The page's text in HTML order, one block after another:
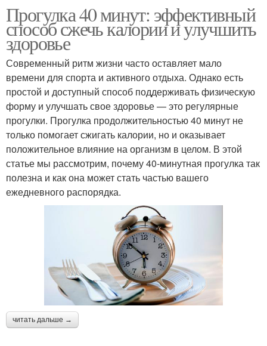
Прогулка 40 минут: эффективный
способ сжечь калории и улучшить
здоровье
Современный ритм жизни часто оставляет мало
времени для спорта и активного отдыха. Однако есть
простой и доступный способ поддерживать физическую
форму и улучшать свое здоровье — это регулярные
прогулки. Прогулка продолжительностью 40 минут не
только помогает сжигать калории, но и оказывает
положительное влияние на организм в целом. В этой
статье мы рассмотрим, почему 40-минутная прогулка так
полезна и как она может стать частью вашего
ежедневного распорядка.
читать дальше →